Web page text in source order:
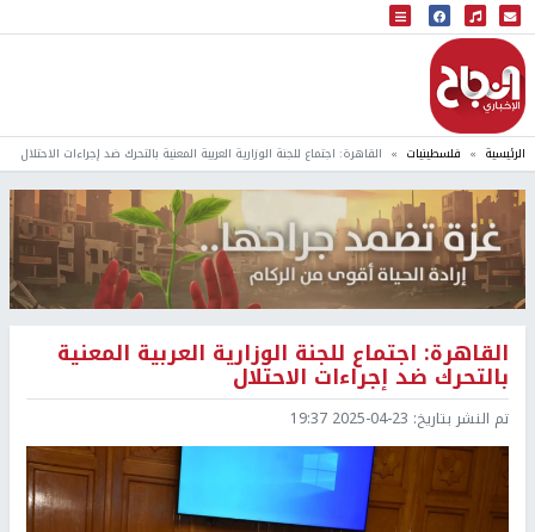
البث المباشر
إذاعة النجاح
الرئيسية فلسطينيات القاهرة: اجتماع للجنة الوزارية العربية المعنية بالتحرك ضد إجراءات الاحتلال
القاهرة: اجتماع للجنة الوزارية العربية المعنية
بالتحرك ضد إجراءات الاحتلال
تم النشر بتاريخ: 2025-04-23 19:37